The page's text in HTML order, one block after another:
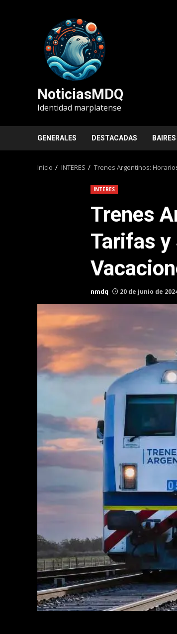
NoticiasMDQ
Identidad marplatense
GENERALES DESTACADAS BAIRES
Inicio INTERES Trenes Argentinos:
INTERES
Trenes
Tarifas y
nmdq 20 de junio de